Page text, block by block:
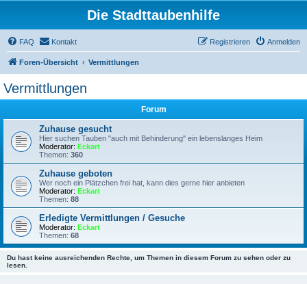
Die Stadttaubenhilfe
FAQ Kontakt Anmelden
Registrieren
Foren-Übersicht Vermittlungen
Vermittlungen
Forum
Zuhause gesucht
Hier suchen Tauben "auch mit Behinderung" ein lebenslanges Heim
Moderator: Eckart
Themen: 360
Zuhause geboten
Wer noch ein Plätzchen frei hat, kann dies gerne hier anbieten
Moderator: Eckart
Themen: 88
Erledigte Vermittlungen / Gesuche
Moderator: Eckart
Themen: 68
Du hast keine ausreichenden Rechte, um Themen in diesem Forum zu sehen oder zu
lesen.